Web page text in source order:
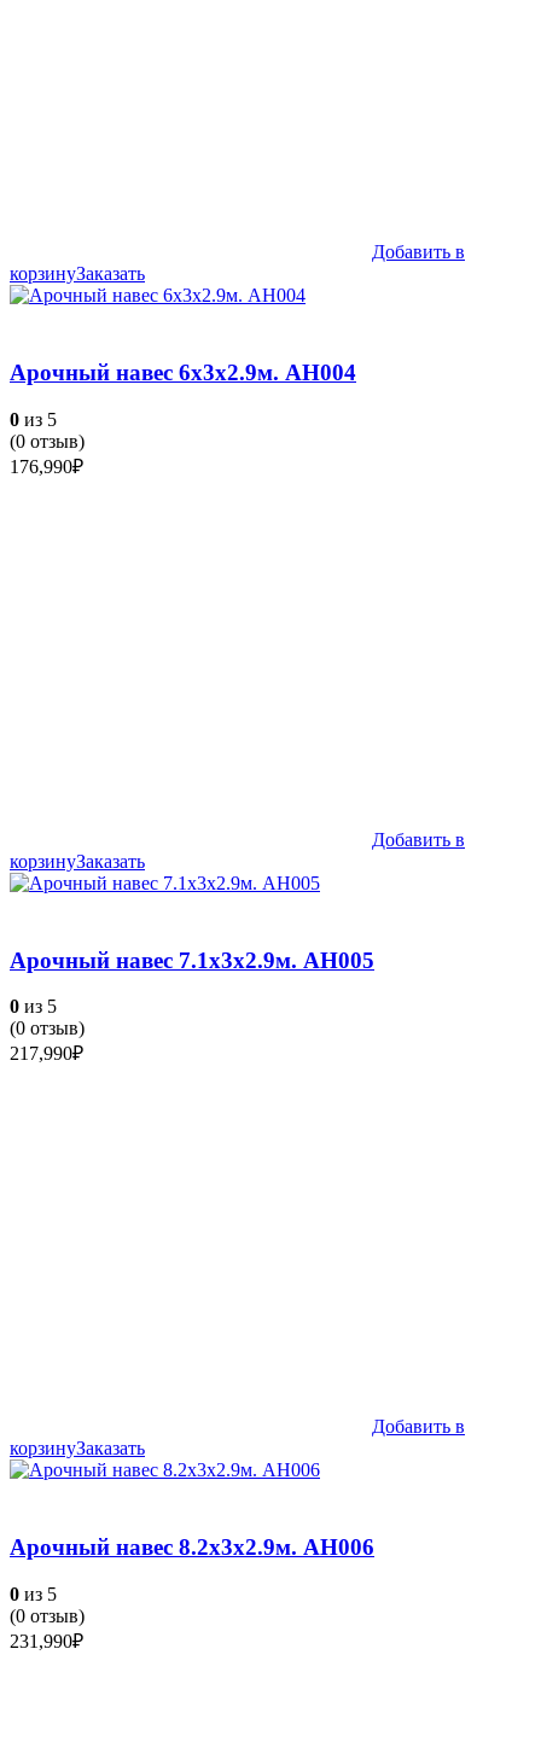
Добавить в
корзинуЗаказать
Арочный навес 6х3х2.9м. АН004
0 из 5
(0 отзыв)
176,990₽
Добавить в
корзинуЗаказать
Арочный навес 7.1х3х2.9м. АН005
0 из 5
(0 отзыв)
217,990₽
Добавить в
корзинуЗаказать
Арочный навес 8.2х3х2.9м. АН006
0 из 5
(0 отзыв)
231,990₽